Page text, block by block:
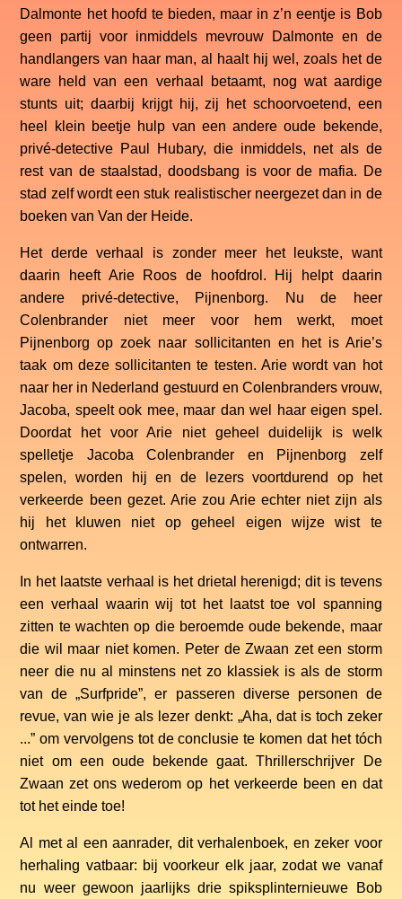
Dalmonte het hoofd te bieden, maar in z’n eentje is Bob
geen partij voor inmiddels mevrouw Dalmonte en de
handlangers van haar man, al haalt hij wel, zoals het de
ware held van een verhaal betaamt, nog wat aardige
stunts uit; daarbij krijgt hij, zij het schoorvoetend, een
heel klein beetje hulp van een andere oude bekende,
privé-detective Paul Hubary, die inmiddels, net als de
rest van de staalstad, doodsbang is voor de mafia. De
stad zelf wordt een stuk realistischer neergezet dan in de
boeken van Van der Heide.
Het derde verhaal is zonder meer het leukste, want
daarin heeft Arie Roos de hoofdrol. Hij helpt daarin
andere privé-detective, Pijnenborg. Nu de heer
Colenbrander niet meer voor hem werkt, moet
Pijnenborg op zoek naar sollicitanten en het is Arie’s
taak om deze sollicitanten te testen. Arie wordt van hot
naar her in Nederland gestuurd en Colenbranders vrouw,
Jacoba, speelt ook mee, maar dan wel haar eigen spel.
Doordat het voor Arie niet geheel duidelijk is welk
spelletje Jacoba Colenbrander en Pijnenborg zelf
spelen, worden hij en de lezers voortdurend op het
verkeerde been gezet. Arie zou Arie echter niet zijn als
hij het kluwen niet op geheel eigen wijze wist te
ontwarren.
In het laatste verhaal is het drietal herenigd; dit is tevens
een verhaal waarin wij tot het laatst toe vol spanning
zitten te wachten op die beroemde oude bekende, maar
die wil maar niet komen. Peter de Zwaan zet een storm
neer die nu al minstens net zo klassiek is als de storm
van de „Surfpride”, er passeren diverse personen de
revue, van wie je als lezer denkt: „Aha, dat is toch zeker
...” om vervolgens tot de conclusie te komen dat het tóch
niet om een oude bekende gaat. Thrillerschrijver De
Zwaan zet ons wederom op het verkeerde been en dat
tot het einde toe!
Al met al een aanrader, dit verhalenboek, en zeker voor
herhaling vatbaar: bij voorkeur elk jaar, zodat we vanaf
nu weer gewoon jaarlijks drie spiksplinternieuwe Bob